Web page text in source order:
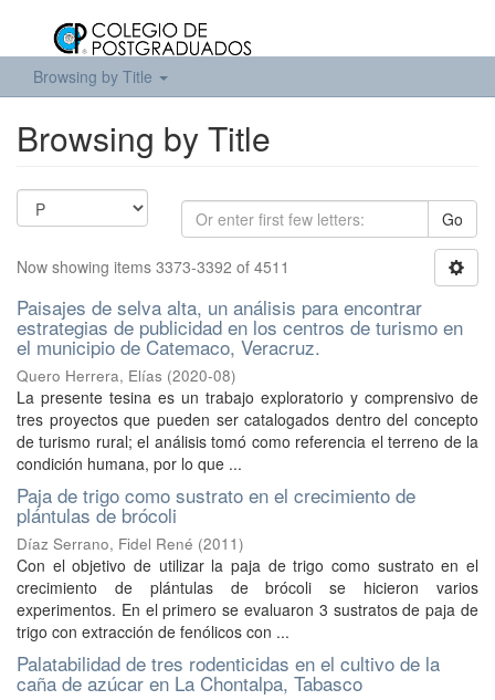
Browsing by Title
Browsing by Title
Go
Now showing items 3373-3392 of 4511
Paisajes de selva alta, un análisis para encontrar
estrategias de publicidad en los centros de turismo en
el municipio de Catemaco, Veracruz.
Quero Herrera, Elías (2020-08)
La presente tesina es un trabajo exploratorio y comprensivo de
tres proyectos que pueden ser catalogados dentro del concepto
de turismo rural; el análisis tomó como referencia el terreno de la
condición humana, por lo que ...
Paja de trigo como sustrato en el crecimiento de
plántulas de brócoli
Díaz Serrano, Fidel René (2011)
Con el objetivo de utilizar la paja de trigo como sustrato en el
crecimiento de plántulas de brócoli se hicieron varios
experimentos. En el primero se evaluaron 3 sustratos de paja de
trigo con extracción de fenólicos con ...
Palatabilidad de tres rodenticidas en el cultivo de la
caña de azúcar en La Chontalpa, Tabasco